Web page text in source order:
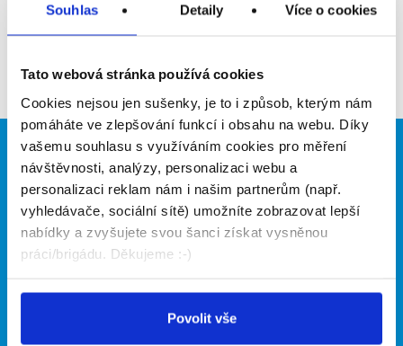
Souhlas Detaily Více o cookies
Tato webová stránka používá cookies
Cookies nejsou jen sušenky, je to i způsob, kterým nám
pomáháte ve zlepšování funkcí i obsahu na webu. Díky
vašemu souhlasu s využíváním cookies pro měření
návštěvnosti, analýzy, personalizaci webu a
personalizaci reklam nám i našim partnerům (např.
vyhledávače, sociální sítě) umožníte zobrazovat lepší
nabídky a zvyšujete svou šanci získat vysněnou
práci/brigádu. Děkujeme :-)
Povolit vše
Brigádníci
Články
Hledané brigády
Firmy
Vložit inzerát
Ceník
Propagace
O portálu Naše další projekty